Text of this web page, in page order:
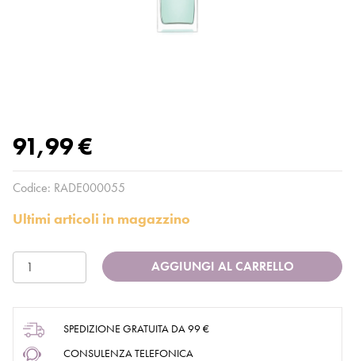
91,99 €
Codice: RADE000055
Ultimi articoli in magazzino
AGGIUNGI AL CARRELLO
SPEDIZIONE GRATUITA DA 99 €
CONSULENZA TELEFONICA